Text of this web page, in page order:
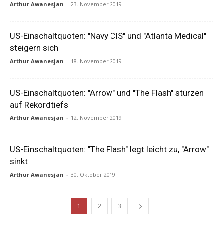
Arthur Awanesjan - 23. November 2019
US-Einschaltquoten: "Navy CIS" und "Atlanta Medical"
steigern sich
Arthur Awanesjan - 18. November 2019
US-Einschaltquoten: "Arrow" und "The Flash" stürzen
auf Rekordtiefs
Arthur Awanesjan - 12. November 2019
US-Einschaltquoten: "The Flash" legt leicht zu, "Arrow"
sinkt
Arthur Awanesjan - 30. Oktober 2019
1 2 3